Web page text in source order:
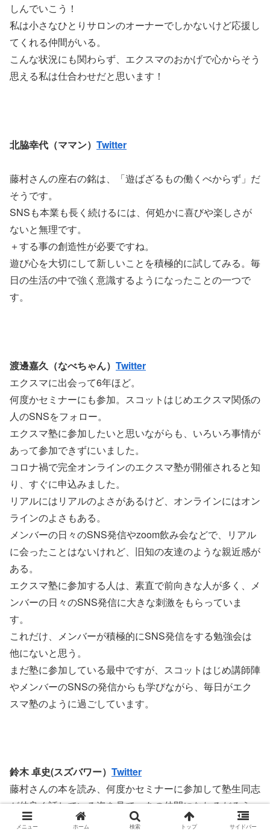
しんでいこう！
私は小さなひとりサロンのオーナーでしかないけど応援し
てくれる仲間がいる。
こんな状況にも関わらず、エクスマのおかげで心からそう
思える私は仕合わせだと思います！
北脇幸代（ママン） Twitter
藤村さんの座右の銘は、「遊ばざるもの働くべからず」だ
そうです。
SNSも本業も長く続けるには、何処かに喜びや楽しさが
ないと無理です。
＋する事の創造性が必要ですね。
遊び心を大切にして新しいことを積極的に試してみる。毎
日の生活の中で強く意識するようになったことの一つで
す。
渡邊嘉久（なべちゃん） Twitter
エクスマに出会って6年ほど。
何度かセミナーにも参加。スコットはじめエクスマ関係の
人のSNSをフォロー。
エクスマ塾に参加したいと思いながらも、いろいろ事情が
あって参加できずにいました。
コロナ禍で完全オンラインのエクスマ塾が開催されると知
り、すぐに申込みました。
リアルにはリアルのよさがあるけど、オンラインにはオン
ラインのよさもある。
メンバーの日々のSNS発信やzoom飲み会などで、リアル
に会ったことはないけれど、旧知の友達のような親近感が
ある。
エクスマ塾に参加する人は、素直で前向きな人が多く、メ
ンバーの日々のSNS発信に大きな刺激をもらっていま
す。
これだけ、メンバーが積極的にSNS発信をする勉強会は
他にないと思う。
まだ塾に参加している最中ですが、スコットはじめ講師陣
やメンバーのSNSの発信からも学びながら、毎日がエク
スマ塾のように過ごしています。
鈴木 卓史(スズバワー） Twitter
藤村さんの本を読み、何度かセミナーに参加して塾生同志
が仲良く話している姿を見て、あの仲間になれるだろう
か？
メニュー ホーム 検索 トップ サイドバー